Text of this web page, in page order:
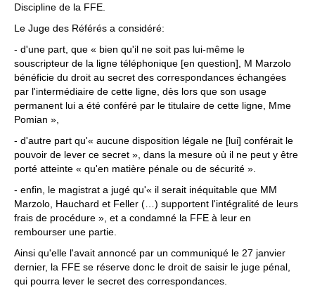
Discipline de la FFE.
Le Juge des Référés a considéré:
- d'une part, que « bien qu'il ne soit pas lui‐même le
souscripteur de la ligne téléphonique [en question], M Marzolo
bénéficie du droit au secret des correspondances échangées
par l'intermédiaire de cette ligne, dès lors que son usage
permanent lui a été conféré par le titulaire de cette ligne, Mme
Pomian »,
- d'autre part qu'« aucune disposition légale ne [lui] conférait le
pouvoir de lever ce secret », dans la mesure où il ne peut y être
porté atteinte « qu'en matière pénale ou de sécurité ».
- enfin, le magistrat a jugé qu'« il serait inéquitable que MM
Marzolo, Hauchard et Feller (…) supportent l'intégralité de leurs
frais de procédure », et a condamné la FFE à leur en
rembourser une partie.
Ainsi qu'elle l'avait annoncé par un communiqué le 27 janvier
dernier, la FFE se réserve donc le droit de saisir le juge pénal,
qui pourra lever le secret des correspondances.